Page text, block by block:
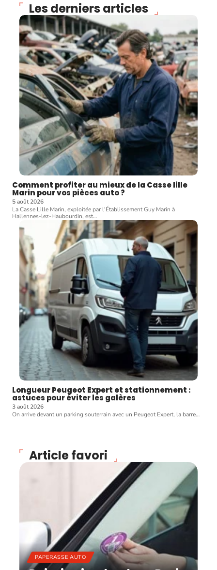
Les derniers articles
Comment profiter au mieux de la Casse lille
Marin pour vos pièces auto ?
5 août 2026
La Casse Lille Marin, exploitée par l'Établissement Guy Marin à
Hallennes-lez-Haubourdin, est…
Longueur Peugeot Expert et stationnement :
astuces pour éviter les galères
3 août 2026
On arrive devant un parking souterrain avec un Peugeot Expert, la barre…
Article favori
PAPERASSE AUTO